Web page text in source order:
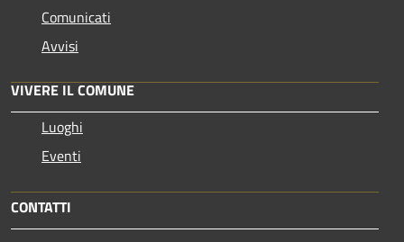
Comunicati
Avvisi
VIVERE IL COMUNE
Luoghi
Eventi
CONTATTI